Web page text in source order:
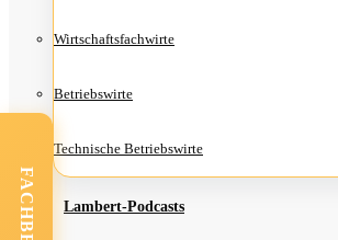
Wirt­schafts­fach­wir­te
Betriebs­wir­te
Tech­ni­sche Betriebswirte
Lam­­bert-Pod­­casts